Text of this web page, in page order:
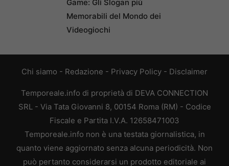
Game: Gli Slogan più
Memorabili del Mondo dei
Videogiochi
Chi siamo - Redazione - Privacy Policy - Disclaimer
Temporeale.info di proprietà di DEVA CONNECTION
SRL - Via Tata Giovanni 8, 00154 Roma (RM) - Codice
Fiscale e Partita I.V.A. 12658471003
Temporeale.info non è una testata giornalistica, in
quanto viene aggiornato senza alcuna periodicità. Non
può pertanto considerarsi un prodotto editoriale ai